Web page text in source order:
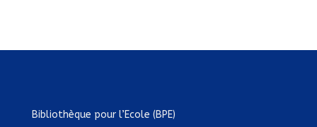
Bibliothèque pour l’Ecole (BPE)